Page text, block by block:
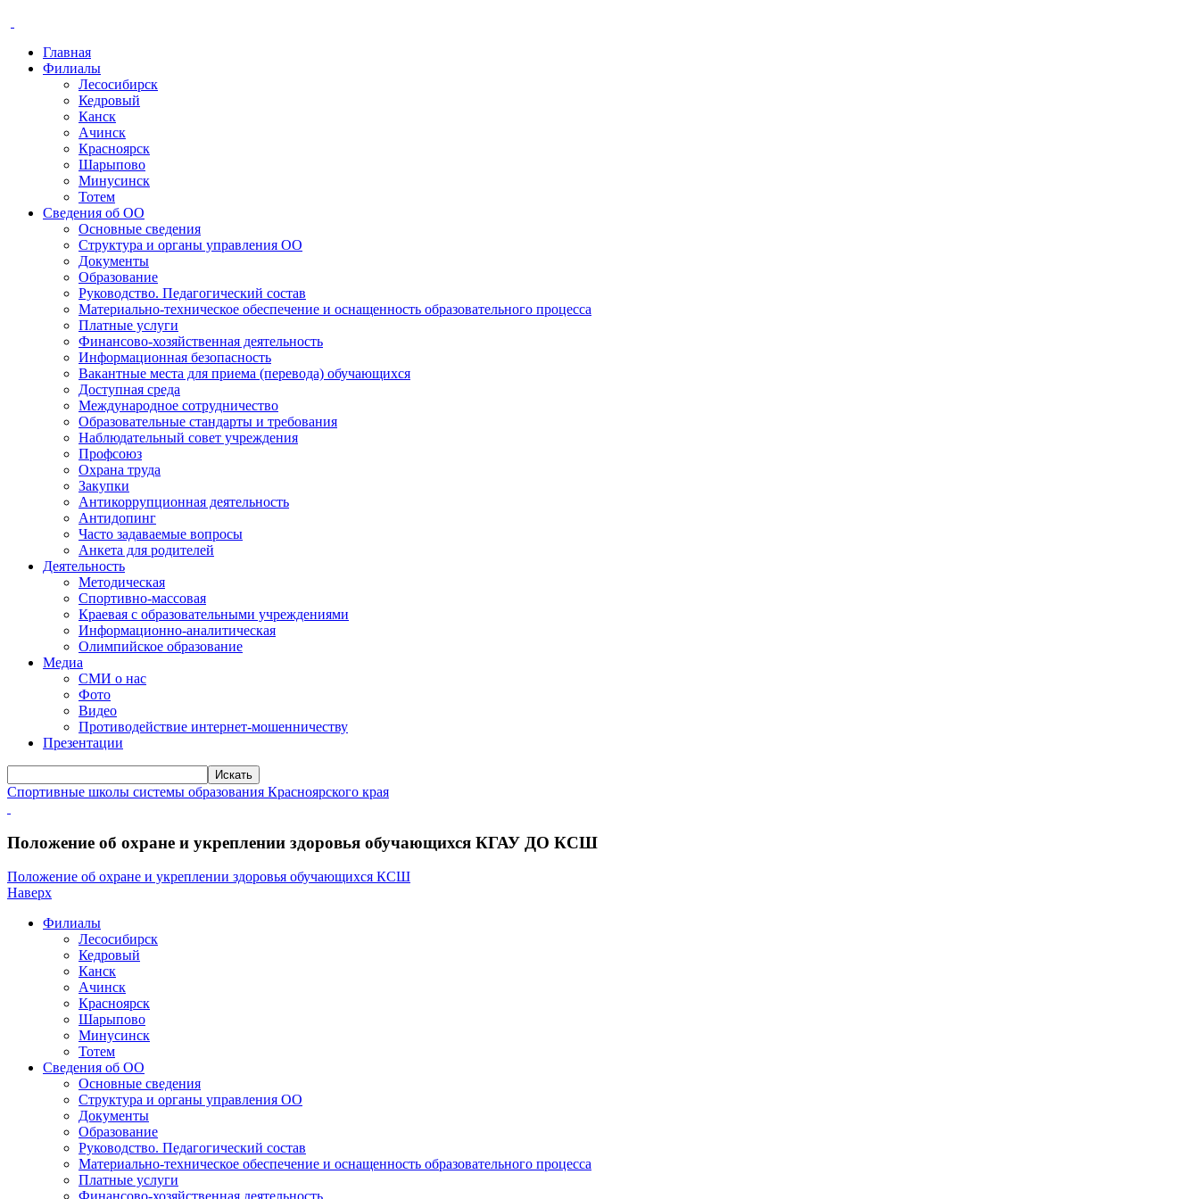
Главная
Филиалы
Лесосибирск
Кедровый
Канск
Ачинск
Красноярск
Шарыпово
Минусинск
Тотем
Сведения об ОО
Основные сведения
Структура и органы управления ОО
Документы
Образование
Руководство. Педагогический состав
Материально-техническое обеспечение и оснащенность образовательного процесса
Платные услуги
Финансово-хозяйственная деятельность
Информационная безопасность
Вакантные места для приема (перевода) обучающихся
Доступная среда
Международное сотрудничество
Образовательные стандарты и требования
Наблюдательный совет учреждения
Профсоюз
Охрана труда
Закупки
Антикоррупционная деятельность
Антидопинг
Часто задаваемые вопросы
Анкета для родителей
Деятельность
Методическая
Спортивно-массовая
Краевая с образовательными учреждениями
Информационно-аналитическая
Олимпийское образование
Медиа
СМИ о нас
Фото
Видео
Противодействие интернет-мошенничеству
Презентации
Искать
Спортивные школы системы образования Красноярского края
Положение об охране и укреплении здоровья обучающихся КГАУ ДО КСШ
Положение об охране и укреплении здоровья обучающихся КСШ
Наверх
Филиалы
Лесосибирск
Кедровый
Канск
Ачинск
Красноярск
Шарыпово
Минусинск
Тотем
Сведения об ОО
Основные сведения
Структура и органы управления ОО
Документы
Образование
Руководство. Педагогический состав
Материально-техническое обеспечение и оснащенность образовательного процесса
Платные услуги